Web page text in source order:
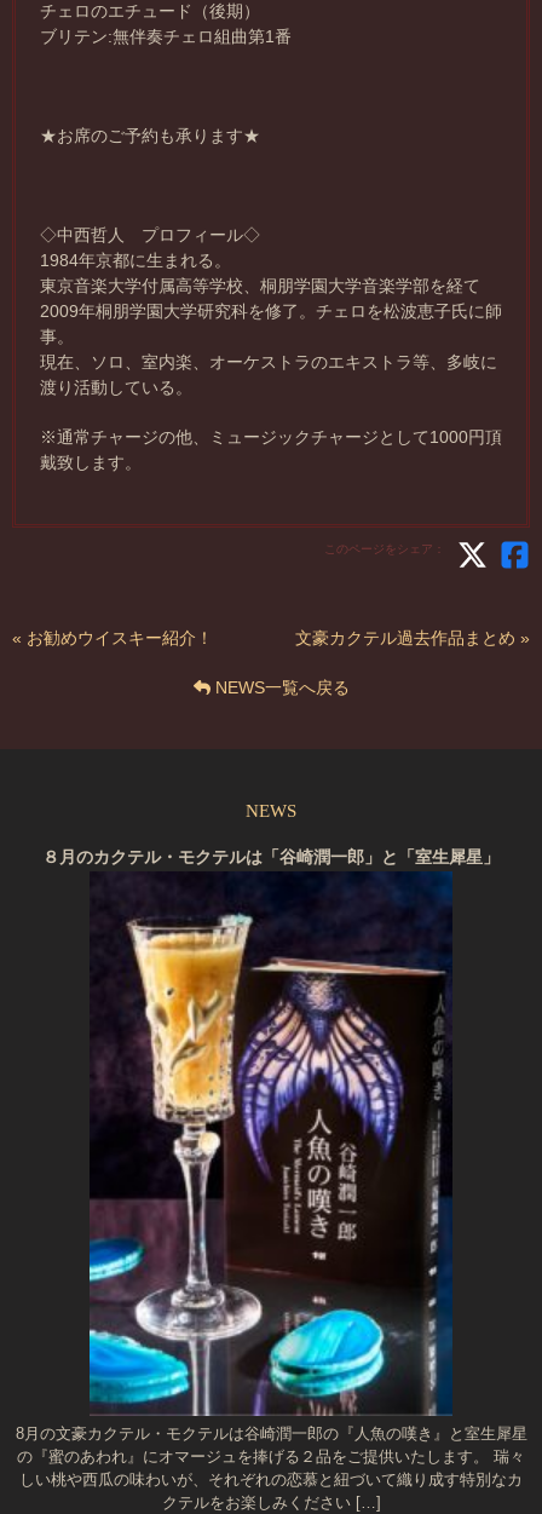
チェロのエチュード（後期）
ブリテン:無伴奏チェロ組曲第1番
★お席のご予約も承ります★
◇中西哲人 プロフィール◇
1984年京都に生まれる。
東京音楽大学付属高等学校、桐朋学園大学音楽学部を経て
2009年桐朋学園大学研究科を修了。チェロを松波恵子氏に師
事。
現在、ソロ、室内楽、オーケストラのエキストラ等、多岐に
渡り活動している。
※通常チャージの他、ミュージックチャージとして1000円頂
戴致します。
このページをシェア：
« お勧めウイスキー紹介！ 文豪カクテル過去作品まとめ »
NEWS一覧へ戻る
NEWS
８月のカクテル・モクテルは「谷崎潤一郎」と「室生犀星」
8月の文豪カクテル・モクテルは谷崎潤一郎の『人魚の嘆き』と室生犀星
の『蜜のあわれ』にオマージュを捧げる２品をご提供いたします。 瑞々
しい桃や西瓜の味わいが、それぞれの恋慕と紐づいて織り成す特別なカ
クテルをお楽しみください […]